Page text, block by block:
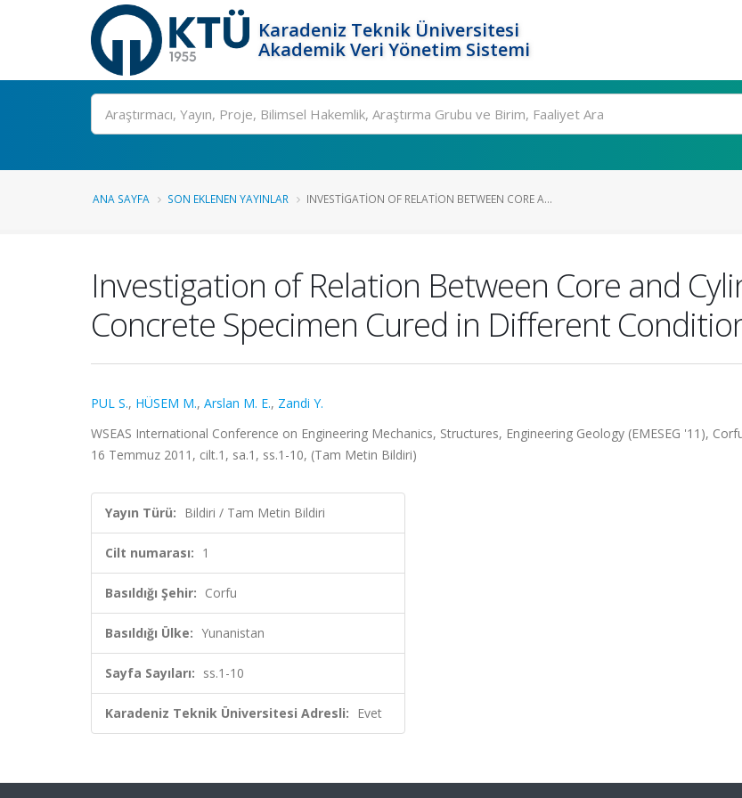
Karadeniz Teknik Üniversitesi
Akademik Veri Yönetim Sistemi
Ara
ANA SAYFA SON EKLENEN YAYINLAR INVESTIGATION OF RELATION BETWEEN CORE A...
Investigation of Relation Between Core and
Concrete Specimen Cured in Different
PUL S., HÜSEM M., Arslan M. E., Zandi Y.
WSEAS International Conference on Engineering Mechanics, Structures, Engineering Geology (EMESEG '11),
16 Temmuz 2011, cilt.1, sa.1, ss.1-10, (Tam Metin Bildiri)
Yayın Türü: Bildiri / Tam Metin Bildiri
Cilt numarası: 1
Basıldığı Şehir: Corfu
Basıldığı Ülke: Yunanistan
Sayfa Sayıları: ss.1-10
Karadeniz Teknik Üniversitesi Adresli: Evet